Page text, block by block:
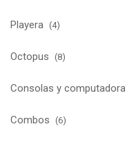
Playera (4)
Octopus (8)
Consolas y
Combos (6)